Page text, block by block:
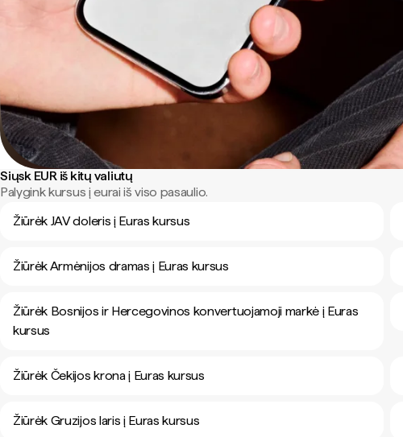
Siųsk EUR iš kitų valiutų
Palygink kursus į eurai iš viso pasaulio.
Žiūrėk JAV doleris į Euras kursus
Žiūrėk Armėnijos dramas į Euras kursus
Žiūrėk Bosnijos ir Hercegovinos konvertuojamoji markė į Euras
kursus
Žiūrėk Čekijos krona į Euras kursus
Žiūrėk Gruzijos laris į Euras kursus